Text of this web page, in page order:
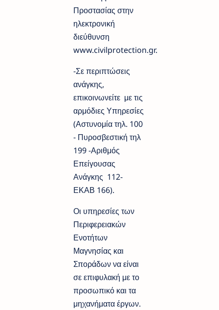
Προστασίας στην
ηλεκτρονική
διεύθυνση
www.civilprotection.gr.
-Σε περιπτώσεις
ανάγκης,
επικοινωνείτε με τις
αρμόδιες Υπηρεσίες
(Αστυνομία τηλ. 100
- Πυροσβεστική τηλ
199 -Αριθμός
Επείγουσας
Ανάγκης 112-
ΕΚΑΒ 166).
Οι υπηρεσίες των
Περιφερειακών
Ενοτήτων
Μαγνησίας και
Σποράδων να είναι
σε επιφυλακή με το
προσωπικό και τα
μηχανήματα έργων.